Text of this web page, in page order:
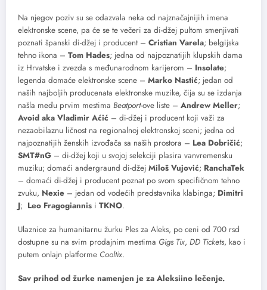
Na njegov poziv su se odazvala neka od najznačajnijih imena
elektronske scene, pa će se te večeri za di-džej pultom smenjivati
poznati španski di-džej i producent – Cristian Varela; belgijska
tehno ikona – Tom Hades; jedna od najpoznatijih klupskih dama
iz Hrvatske i zvezda s međunarodnom karijerom – Insolate;
legenda domaće elektronske scene – Marko Nastić; jedan od
naših najboljih producenata elektronske muzike, čija su se izdanja
našla među prvim mestima Beatport-ove liste – Andrew Meller;
Avoid aka Vladimir Aćić – di-džej i producent koji važi za
nezaobilaznu ličnost na regionalnoj elektronskoj sceni; jedna od
najpoznatijih ženskih izvođača sa naših prostora – Lea Dobričić;
SMT#nG – di-džej koji u svojoj selekciji plasira vanvremensku
muziku; domaći andergraund di-džej Miloš Vujović; RanchaTek
– domaći di-džej i producent poznat po svom specifičnom tehno
zvuku, Nexie – jedan od vodećih predstavnika klabinga; Dimitri
J; Leo Fragogiannis i TKNO.
Ulaznice za humanitarnu žurku Ples za Aleks, po ceni od 700 rsd
dostupne su na svim prodajnim mestima Gigs Tix, DD Tickets, kao i
putem onlajn platforme Cooltix.
Sav prihod od žurke namenjen je za Aleksiino lečenje.